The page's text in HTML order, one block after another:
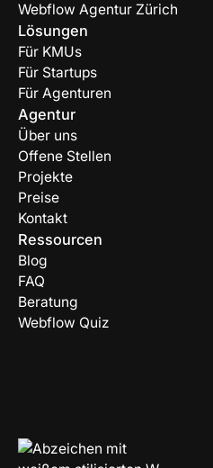
Webflow Agentur Zürich
Lösungen
Für KMUs
Für Startups
Für Agenturen
Agentur
Über uns
Offene Stellen
Projekte
Preise
Kontakt
Ressourcen
Blog
FAQ
Beratung
Webflow Quiz